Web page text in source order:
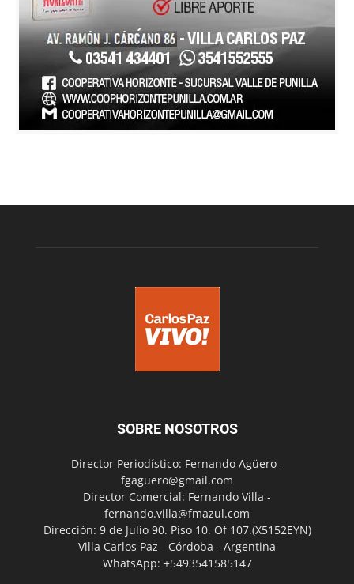
SOBRE NOSOTROS
Director Periodístico: Fernando Agüero -
fgaguero@gmail.com
Director Comercial: Fernando Villa -
fernando.villa@fmazul.com
Dirección: 9 de Julio 90. Piso 10. Of 107.(X5152EYN)
Villa Carlos Paz - Córdoba - Argentina
WhatsApp: +5493541585147